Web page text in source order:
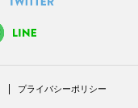
プライバシーポリシー